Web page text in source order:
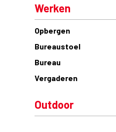
Werken
Opbergen
Bureaustoel
Bureau
Vergaderen
Outdoor